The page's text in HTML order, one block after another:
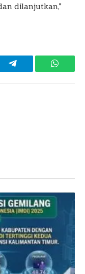
dilanjutkan,”
Telegram